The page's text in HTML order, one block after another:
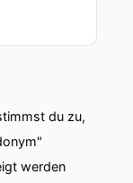
du zu,
werden